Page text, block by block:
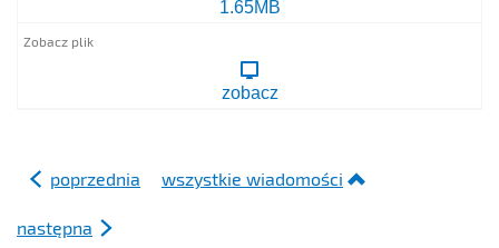
-
1.65MB
zobacz
poprzednia wszystkie wiadomości
następna